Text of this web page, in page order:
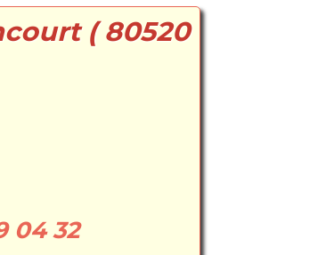
( 80520
04 32